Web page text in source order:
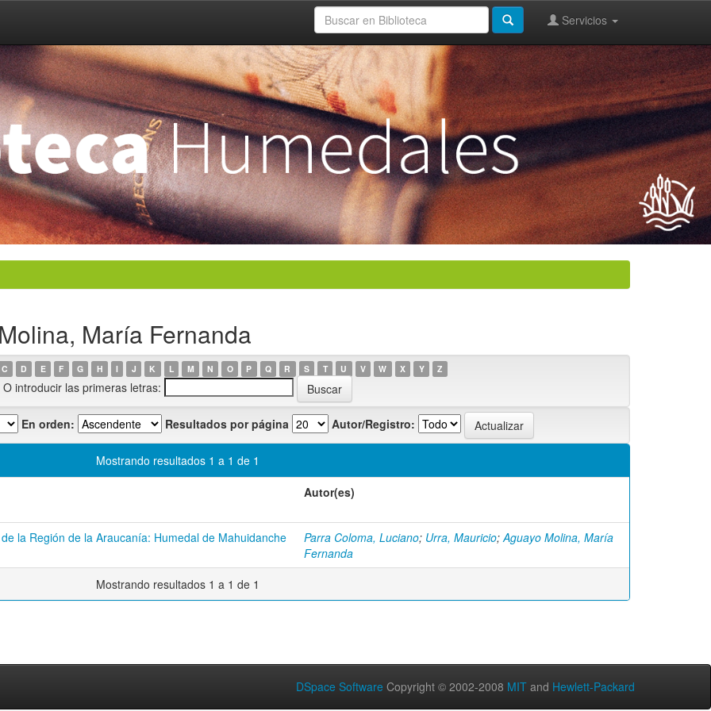
Servicios
María Fernanda
C D E F G H I J K L M N O P Q R S T U V W X Y Z
O introducir las primeras letras:
En orden: Resultados por página Autor/Registro:
Mostrando resultados 1 a 1 de 1
Autor(es)
la Región de la Araucanía: Humedal de Mahuidanche Parra Coloma, Luciano; Urra, Mauricio;Aguayo Molina, María
Fernanda
Mostrando resultados 1 a 1 de 1
DSpace Software Copyright © 2002-2008 MIT and Hewlett-Packard